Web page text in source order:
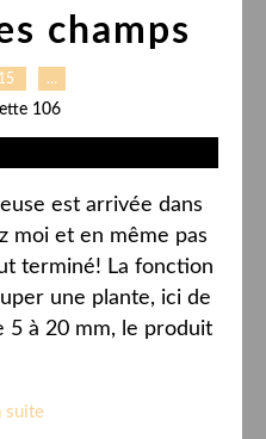
champs
…
106
est arrivée dans
moi et en même pas
terminé! La fonction
une plante, ici de
5 à 20 mm, le produit
suite